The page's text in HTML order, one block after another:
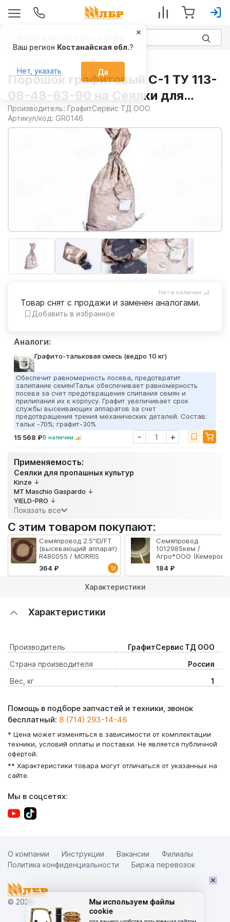
Порошок графитовый С-1 ТУ 113-
08-48-63-90 на Сеялки для
пропашных культур
Производитель: ГрафитСервис ТД ООО
Артикул/код: GR0146
Аналоги:
Графито-тальковая смесь (ведро 10 кг)
Обеспечит равномерность посева, предотвратит
залипание семян!Тальк обеспечивает равномерность
посева за счет предотвращения слипания семян и
прилипания их к корпусу. Графит увеличивает срок
службы высеивающих аппаратов за счет
предотвращения трения механических деталей. Состав:
тальк -70%; графит-30%
15 568 ₽В наличии - +
Применяемость:
Сеялки для пропашных культур
Kinze
MT Maschio Gaspardo
YIELD-PRO
Показать все
Нет в наличии
Товар снят с продажи и заменен аналогами.
Добавить в избранное
С этим товаром покупают:
Семяпровод 2.5"ID/FT
(высевающий аппарат)
R480055 / MORRIS
364 ₽
Семяпровод
1012985кем /
Агро*ООО
184 ₽
Характеристики
Характеристики
Производитель
ГрафитСервис ТД ООО
Страна производителя
Россия
Вес, кг
1
Мы используем файлы
cookie
Помощь в подборе запчастей и техники, звонок
бесплатный: 8 (714) 293-14-46
* Цена может изменяться в зависимости от комплектации
техники, условий оплаты и поставки. Не является публичной
офертой.
** Характеристики товара могут отличаться от указанных на
сайте.
Мы в соцсетях:
© 2026
О компании Инструкции Вакансии
Филиалы
Политика конфиденциальности
Биржа перевозок
×